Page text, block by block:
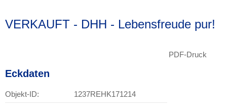
VERKAUFT - DHH - Lebensfreude pur!
PDF-Druck
Eckdaten
Objekt-ID: 1237REHK171214